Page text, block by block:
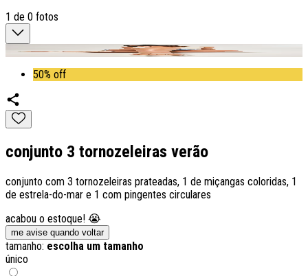
1 de 0 fotos
50% off
conjunto 3 tornozeleiras verão
conjunto com 3 tornozeleiras prateadas, 1 de miçangas coloridas, 1
de estrela-do-mar e 1 com pingentes circulares
acabou o estoque! 😭
me avise quando voltar
tamanho: escolha um tamanho
único